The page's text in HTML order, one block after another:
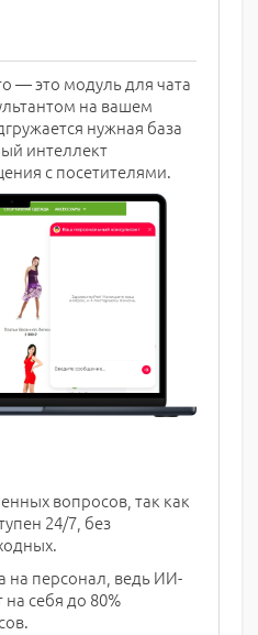
— это модуль для чата
на вашем
нужная база
интеллект
с посетителями.
вопросов, так как
24/7, без
на персонал, ведь ИИ-
себя до 80%